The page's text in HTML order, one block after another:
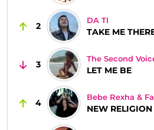
2
DA TI
TAKE ME
3
The Second
LET ME BE
4
NEW RELIGION